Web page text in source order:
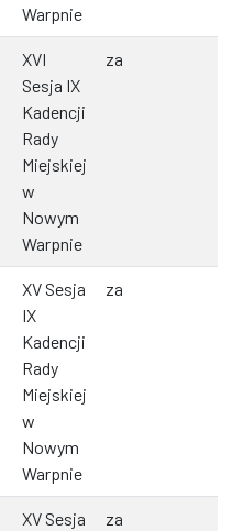
Warpnie
XVI
Sesja IX
Kadencji
Rady
Miejskiej
w
Nowym
Warpnie
za
XV Sesja
IX
Kadencji
Rady
Miejskiej
w
Nowym
Warpnie
za
XV Sesja
za